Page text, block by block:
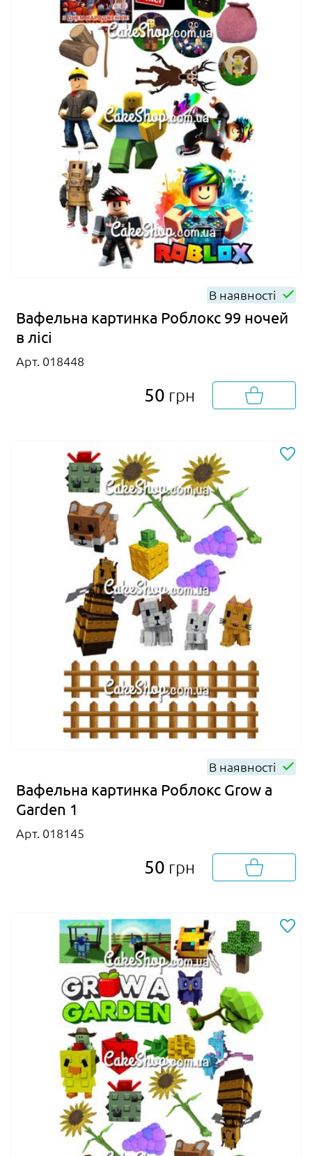
В наявності
Вафельна картинка Роблокс 99 ночей
в лісі
Арт. 018448
50 грн
В наявності
Вафельна картинка Роблокс Grow a
Garden 1
Арт. 018145
50 грн